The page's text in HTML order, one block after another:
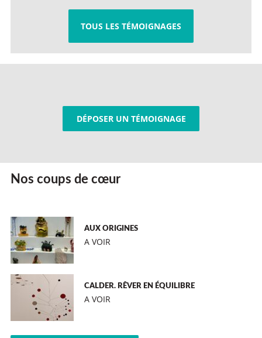
TOUS LES TÉMOIGNAGES
DÉPOSER UN TÉMOIGNAGE
Nos coups de cœur
AUX ORIGINES
A VOIR
CALDER. RÊVER EN ÉQUILIBRE
A VOIR